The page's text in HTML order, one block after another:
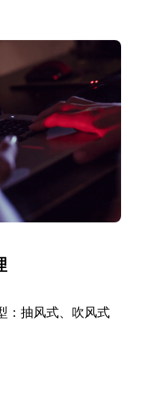
：抽风式、吹风式